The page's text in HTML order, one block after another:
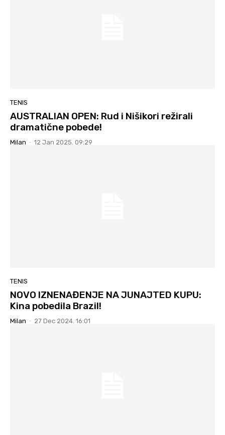
TENIS
AUSTRALIAN OPEN: Rud i Nišikori režirali
dramatične pobede!
Milan - 12 Jan 2025. 09:29
TENIS
NOVO IZNENAĐENJE NA JUNAJTED KUPU:
Kina pobedila Brazil!
Milan - 27 Dec 2024. 16:01